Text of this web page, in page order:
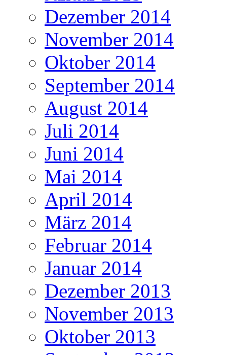
Dezember 2014
November 2014
Oktober 2014
September 2014
August 2014
Juli 2014
Juni 2014
Mai 2014
April 2014
März 2014
Februar 2014
Januar 2014
Dezember 2013
November 2013
Oktober 2013